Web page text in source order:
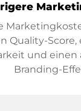
Quality-Score,
und einen
Branding-